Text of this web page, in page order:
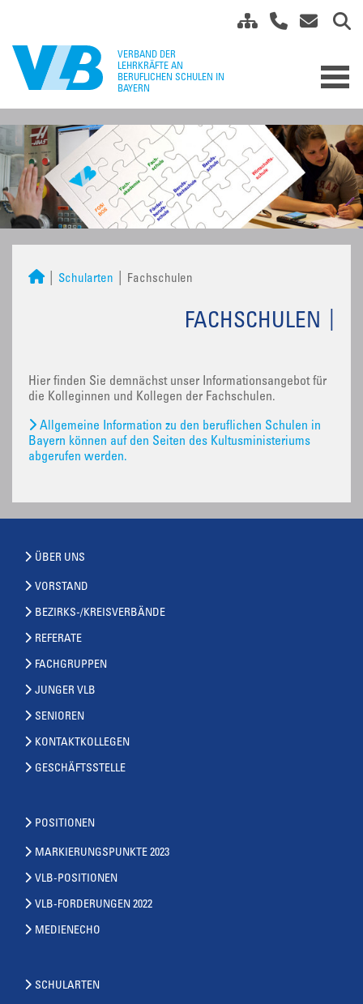
Schularten Fachschulen
FACHSCHULEN
Hier finden Sie demnächst unser Informationsangebot für
die Kolleginnen und Kollegen der Fachschulen.
Allgemeine Information zu den beruflichen Schulen in
Bayern können auf den Seiten des Kultusministeriums
abgerufen werden.
ÜBER UNS
VORSTAND
BEZIRKS-/KREISVERBÄNDE
REFERATE
FACHGRUPPEN
JUNGER VLB
SENIOREN
KONTAKTKOLLEGEN
GESCHÄFTSSTELLE
POSITIONEN
MARKIERUNGSPUNKTE 2023
VLB-POSITIONEN
VLB-FORDERUNGEN 2022
MEDIENECHO
SCHULARTEN